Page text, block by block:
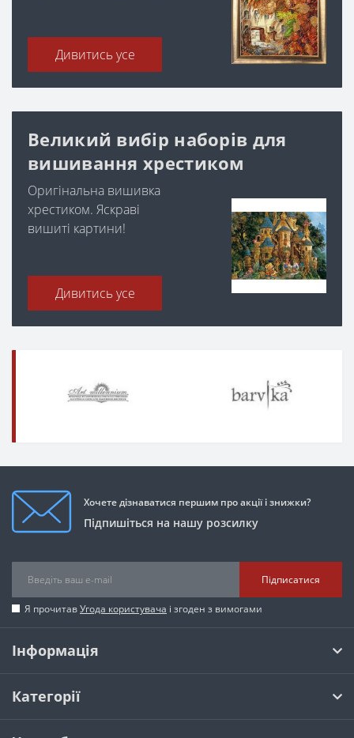
Дивитись усе
Великий вибір наборів для
вишивання хрестиком
Оригінальна вишивка
хрестиком. Яскраві
вишиті картини!
Дивитись усе
Хочете дізнаватися першим про акції і знижки?
Підпишіться на нашу розсилку
Підписатися
Я прочитавУгода користувача і згоден з вимогами
Інформація
Категорії